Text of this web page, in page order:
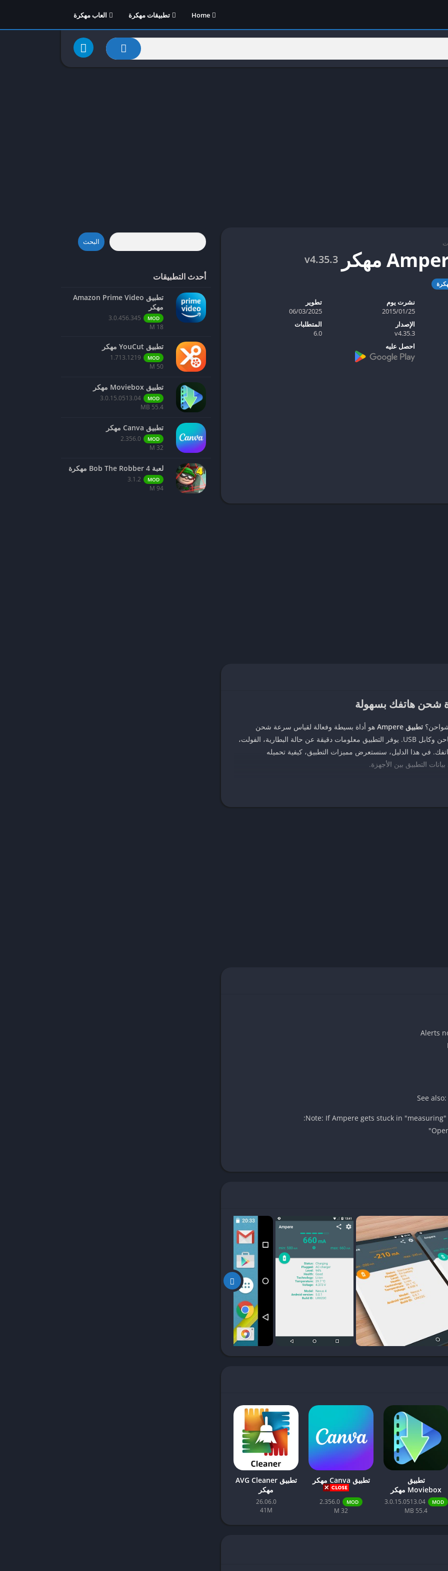
Home تطبيقات مهكرة العاب مهكرة
v4.35.3
نشرت يوم
25‏/01‏/2015
تطوير
06/03/2025
الإصدار
v4.35.3
المتطلبات
6.0
احصل عليه
شحن هاتفك بسهولة
تطبيق
هو أداة بسيطة وفعالة لقياس سرعة شحن
البطارية وتفريغها، مما يساعدك على اختبار جودة الشاحن وكابل USB. يوفر التطبيق معلومات دقيقة عن حالة البطارية، الفولت،
في هذا الدليل، سنستعرض مميزات التطبيق، كيفية تحميله
التطبيق بين الأجهزة.
في الوقت الفعلي.
الحرارة.
أو كابل تالف.
على وجود شريحة قياس مناسبة.
See
Note: If Ampere gets stuck in
تطبيق
Moviebox مهكر
MOD
3.0.15.0513.04
55.4 MB
تطبيق Canva مهكر
MOD
2.356.0
32 M
تطبيق AVG Cleaner
مهكر
26.06.0
41M
البحث
أحدث التطبيقات
تطبيق Amazon Prime Video
مهكر
MOD
3.0.456.345
18 M
تطبيق YouCut مهكر
MOD
1.713.1219
50 M
تطبيق Moviebox مهكر
MOD
3.0.15.0513.04
55.4 MB
تطبيق Canva مهكر
MOD
2.356.0
32 M
لعبة Bob The Robber 4 مهكرة
MOD
3.1.2
94 M